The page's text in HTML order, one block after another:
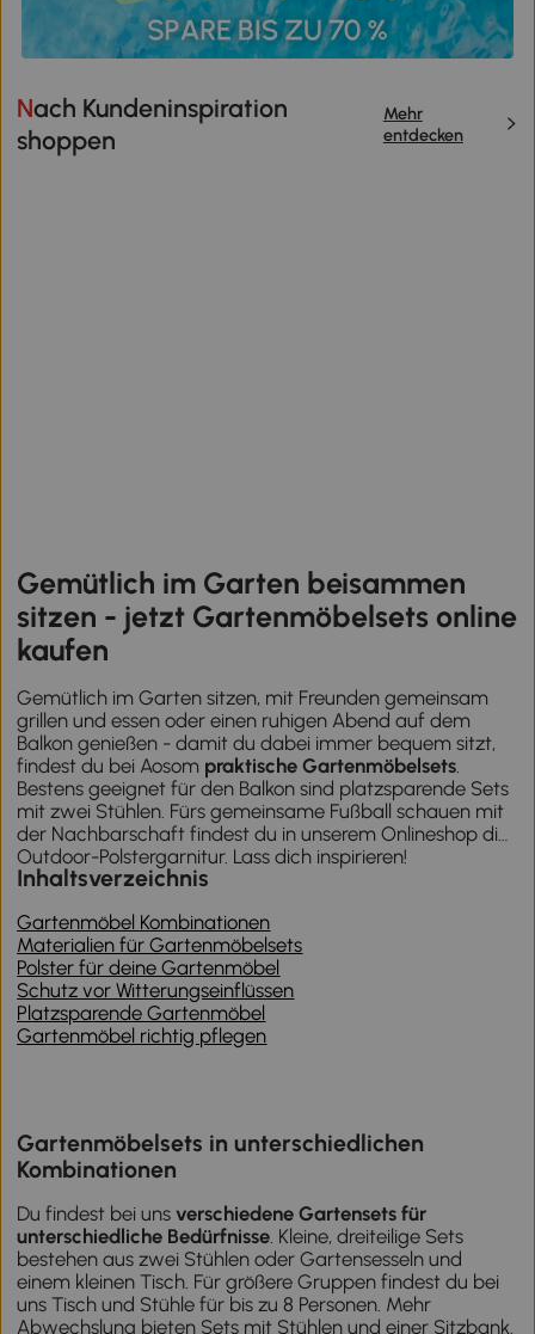
Nach Kundeninspiration
shoppen
Mehr
entdecken
Gemütlich im Garten beisammen
sitzen - jetzt Gartenmöbelsets online
kaufen
Gemütlich im Garten sitzen, mit Freunden gemeinsam
grillen und essen oder einen ruhigen Abend auf dem
Balkon genießen - damit du dabei immer bequem sitzt,
findest du bei Aosom praktische Gartenmöbelsets
Bestens geeignet für den Balkon sind platzsparende Sets
mit zwei Stühlen. Fürs gemeinsame Fußball schauen mit
der Nachbarschaft findest du in unserem Onlineshop die
Outdoor-Polstergarnitur. Lass dich inspirieren!
Inhaltsverzeichnis
Gartenmöbel Kombinationen
Materialien für Gartenmöbelsets
Polster für deine Gartenmöbel
Schutz vor Witterungseinflüssen
Platzsparende Gartenmöbel
Gartenmöbel richtig pflegen
Gartenmöbelsets in unterschiedlichen
Kombinationen
Du findest bei uns verschiedene Gartensets für
unterschiedliche Bedürfnisse . Kleine, dreiteilige Sets
bestehen aus zwei Stühlen oder Gartensesseln und
einem kleinen Tisch. Für größere Gruppen findest du bei
uns Tisch und Stühle für bis zu 8 Personen. Mehr
Abwechslung bieten Sets mit Stühlen und einer Sitzbank.